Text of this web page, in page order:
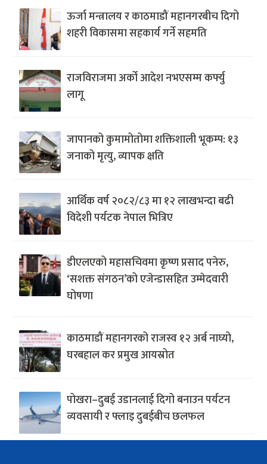
ऊर्जा मन्त्रालय र काठमाडौं महानगरबीच दिगो
शहरी विकासमा सहकार्य गर्ने सहमति
राजविराजमा अर्को आदेश नभएसम्म कर्फ्यु
लागू
जापानको कुमामोतोमा शक्तिशाली भूकम्प: १३
जनाको मृत्यु, व्यापक क्षति
आर्थिक वर्ष २०८२/८३ मा १२ लाखभन्दा बढी
विदेशी पर्यटक नेपाल भित्रिए
डीएलएको महासचिवमा कृष्ण प्रसाद पनेरु,
‘सशक्त संगठन’को एजेन्डासहित उम्मेदवारी
घोषणा
काठमाडौं महानगरको राजस्व १२ अर्ब नाघ्यो,
घरबहाल कर प्रमुख आयस्रोत
पोखरा–दुबई उडानलाई दिगो बनाउन पर्यटन
व्यवसायी र फ्लाइ दुबईबीच छलफल